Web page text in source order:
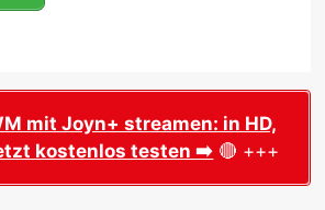
mit Joyn+ streamen: in HD,
kostenlos testen ➡️ 🔴 +++